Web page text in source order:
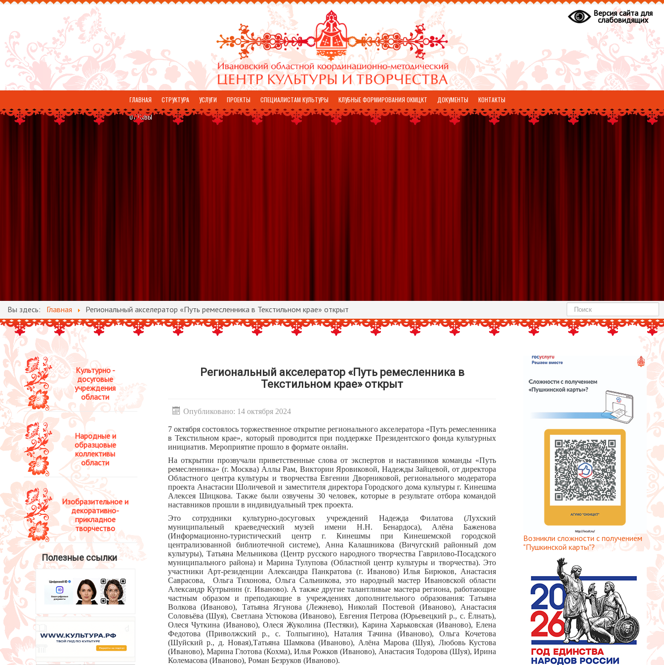
Версия сайта для
слабовидящих
ГЛАВНАЯ СТРУКТУРА УСЛУГИ ПРОЕКТЫ СПЕЦИАЛИСТАМ КУЛЬТУРЫ КЛУБНЫЕ ФОРМИРОВАНИЯ ОКМЦКТ ДОКУМЕНТЫ КОНТАКТЫ
ОТЗЫВЫ
Вы здесь: Главная Региональный акселератор «Путь ремесленника в Текстильном крае» открыт Найти
Культурно -
досуговые
учреждения
области
Народные и
образцовые
коллективы
области
Изобразительное и
декоративно-
прикладное
творчество
Полезные ссылки
Региональный акселератор «Путь ремесленника в
Текстильном крае» открыт
Опубликовано: 14 октября 2024
7 октября состоялось торжественное открытие регионального акселератора «Путь ремесленника
в Текстильном крае», который проводится при поддержке Президентского фонда культурных
инициатив. Мероприятие прошло в формате онлайн.
На открытии прозвучали приветственные слова от экспертов и наставников команды «Путь
ремесленника» (г. Москва) Аллы Рам, Виктории Яровиковой, Надежды Зайцевой, от директора
Областного центра культуры и творчества Евгении Дворниковой, регионального модератора
проекта Анастасии Шоличевой и заместителя директора Городского дома культуры г. Кинешма
Алексея Шицкова. Также были озвучены 30 человек, которые в результате отбора командой
наставников прошли в индивидуальный трек проекта.
Это сотрудники культурно-досуговых учреждений Надежда Филатова (Лухский
муниципальный краеведческий музей имени Н.Н. Бенардоса), Алёна Баженова
(Информационно-туристический центр г. Кинешмы при Кинешемской городской
централизованной библиотечной системе), Анна Калашникова (Вичугский районный дом
культуры), Татьяна Мельникова (Центр русского народного творчества Гаврилово-Посадского
муниципального района) и Марина Тулупова (Областной центр культуры и творчества). Это
участники Арт-резиденции Александра Панкратова (г. Иваново) Илья Бирюков, Анастасия
Саврасова, Ольга Тихонова, Ольга Сальникова, это народный мастер Ивановской области
Александр Кутрынин (г. Иваново). А также другие талантливые мастера региона, работающие
частным образом и преподающие в учреждениях дополнительного образования: Татьяна
Волкова (Иваново), Татьяна Ягунова (Лежнево), Николай Постевой (Иваново), Анастасия
Соловьёва (Шуя), Светлана Устюкова (Иваново), Евгения Петрова (Юрьевецкий р., с. Ёлнать),
Олеся Чуткина (Иваново), Олеся Жуколина (Пестяки), Карина Харьковская (Иваново), Елена
Федотова (Приволжский р., с. Толпыгино), Наталия Тачина (Иваново), Ольга Кочетова
(Шуйский р., д. Новая),Татьяна Шамкова (Иваново), Алёна Марова (Шуя), Любовь Кустова
(Иваново), Марина Глотова (Кохма), Илья Рожков (Иваново), Анастасия Тодорова (Шуя), Ирина
Колемасова (Иваново), Роман Безруков (Иваново).
Возникли сложности с получением
"Пушкинской карты"?